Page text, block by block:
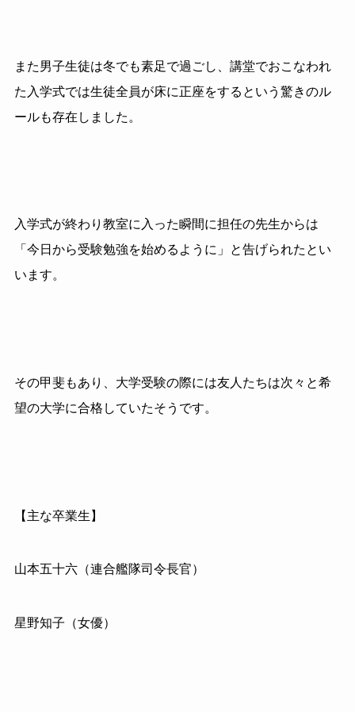
また男子生徒は冬でも素足で過ごし、講堂でおこなわれ
た入学式では生徒全員が床に正座をするという驚きのル
ールも存在しました。
入学式が終わり教室に入った瞬間に担任の先生からは
「今日から受験勉強を始めるように」と告げられたとい
います。
その甲斐もあり、大学受験の際には友人たちは次々と希
望の大学に合格していたそうです。
【主な卒業生】
山本五十六（連合艦隊司令長官）
星野知子（女優）